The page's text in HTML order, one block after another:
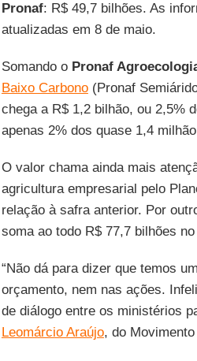
Pronaf: R$ 49,7 bilhões. As
atualizadas em 8 de maio.
Somando o Pronaf
Baixo Carbono(Pronaf
chega a R$ 1,2 bilhão, ou 2,5%
apenas 2% dos quase 1,4
O valor chama ainda mais
agricultura empresarial pelo
relação à safra anterior. Por
soma ao todo R$ 77,7 bilhões
“Não dá para dizer que temos
orçamento, nem nas ações.
de diálogo entre os ministérios
Leomárcio Araújo, do